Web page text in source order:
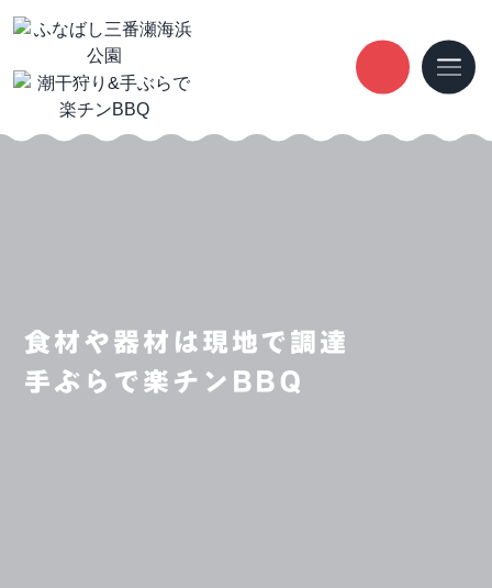
食材や器材は現地で調達
手ぶらで楽チンBBQ